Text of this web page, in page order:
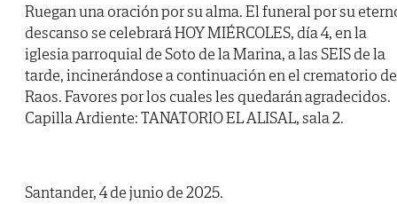
Ruegan una oración por su alma. El funeral por su
descanso se celebrará HOY MIÉRCOLES, día 4, en la
iglesia parroquial de Soto de la Marina, a las SEIS de la
tarde, incinerándose a continuación en el crematorio de
Raos. Favores por los cuales les quedarán agradecidos.
Capilla Ardiente: TANATORIO EL ALISAL, sala 2.
Santander, 4 de junio de 2025.